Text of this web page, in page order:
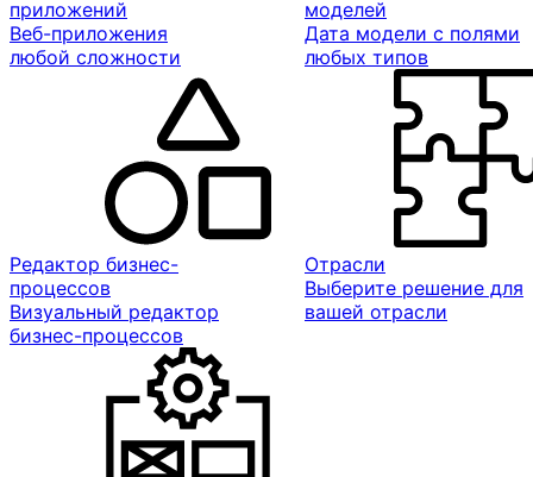
приложений
Веб-приложения
любой сложности
моделей
Дата модели с полями
любых типов
Редактор бизнес-
процессов
Визуальный редактор
бизнес-процессов
Отрасли
Выберите решение для
вашей отрасли